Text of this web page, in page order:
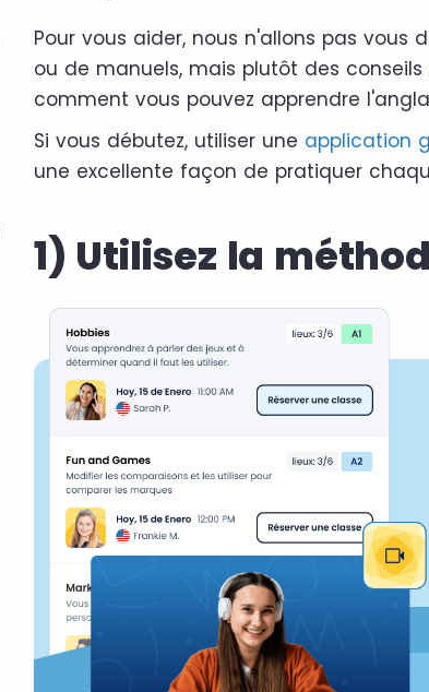
Pour vous aider, nous n'allons pas
ou de manuels, mais plutôt des
comment vous pouvez apprendre
Si vous débutez, utiliser une application
une excellente façon de pratiquer
1) Utilisez la